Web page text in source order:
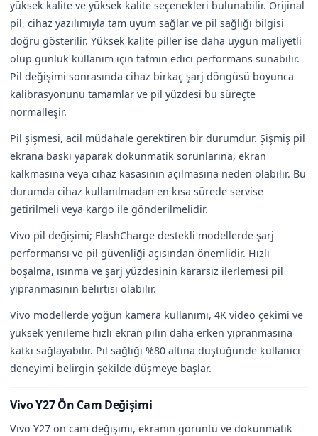
yüksek kalite ve yüksek kalite seçenekleri bulunabilir. Orijinal
pil, cihaz yazılımıyla tam uyum sağlar ve pil sağlığı bilgisi
doğru gösterilir. Yüksek kalite piller ise daha uygun maliyetli
olup günlük kullanım için tatmin edici performans sunabilir.
Pil değişimi sonrasında cihaz birkaç şarj döngüsü boyunca
kalibrasyonunu tamamlar ve pil yüzdesi bu süreçte
normalleşir.
Pil şişmesi, acil müdahale gerektiren bir durumdur. Şişmiş pil
ekrana baskı yaparak dokunmatik sorunlarına, ekran
kalkmasına veya cihaz kasasının açılmasına neden olabilir. Bu
durumda cihaz kullanılmadan en kısa sürede servise
getirilmeli veya kargo ile gönderilmelidir.
Vivo pil değişimi; FlashCharge destekli modellerde şarj
performansı ve pil güvenliği açısından önemlidir. Hızlı
boşalma, ısınma ve şarj yüzdesinin kararsız ilerlemesi pil
yıpranmasının belirtisi olabilir.
Vivo modellerde yoğun kamera kullanımı, 4K video çekimi ve
yüksek yenileme hızlı ekran pilin daha erken yıpranmasına
katkı sağlayabilir. Pil sağlığı %80 altına düştüğünde kullanıcı
deneyimi belirgin şekilde düşmeye başlar.
Vivo Y27 Ön Cam Değişimi
Vivo Y27 ön cam değişimi, ekranın görüntü ve dokunmatik